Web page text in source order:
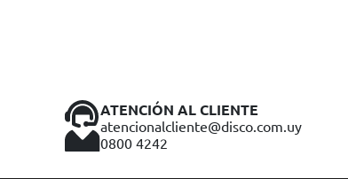
ATENCIÓN AL CLIENTE
atencionalcliente@disco.com.uy
0800 4242